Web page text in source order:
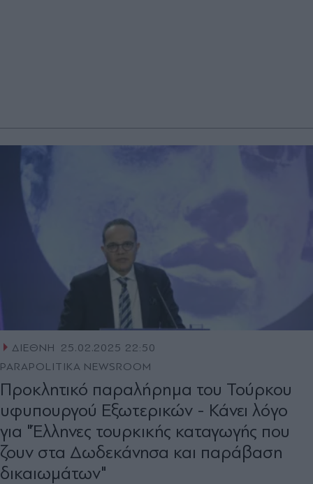
ΔΙΕΘΝΗ
25.02.2025 22:50
PARAPOLITIKA NEWSROOM
Προκλητικό παραλήρημα του Τούρκου
υφυπουργού Εξωτερικών - Κάνει λόγο
για "Έλληνες τουρκικής καταγωγής που
ζουν στα Δωδεκάνησα και παράβαση
δικαιωμάτων"